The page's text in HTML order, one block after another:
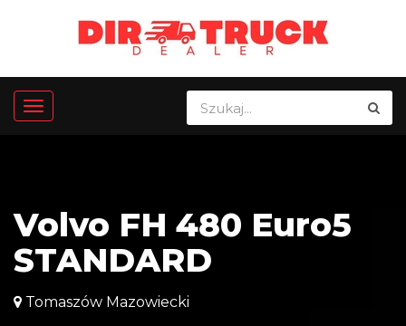
Volvo FH 480 Euro5
STANDARD
Tomaszów Mazowiecki